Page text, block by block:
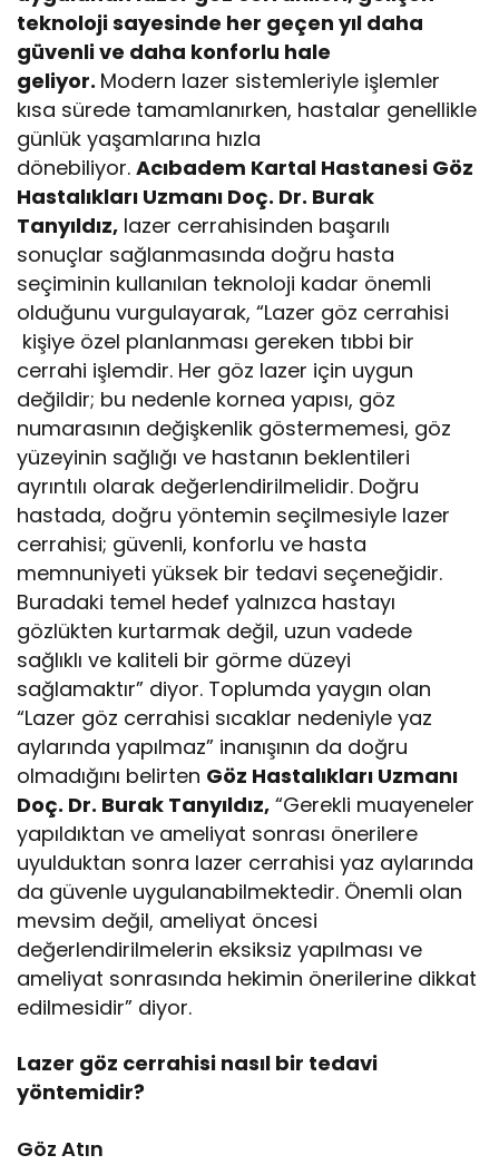
teknoloji sayesinde her geçen yıl daha
güvenli ve daha konforlu hale
geliyor. Modern lazer sistemleriyle işlemler
kısa sürede tamamlanırken, hastalar genellikle
günlük yaşamlarına hızla
dönebiliyor.Acıbadem Kartal Hastanesi Göz
Hastalıkları Uzmanı Doç. Dr. Burak
Tanyıldız, lazer cerrahisinden başarılı
sonuçlar sağlanmasında doğru hasta
seçiminin kullanılan teknoloji kadar önemli
olduğunu vurgulayarak, “Lazer göz cerrahisi
kişiye özel planlanması gereken tıbbi bir
cerrahi işlemdir. Her göz lazer için uygun
değildir; bu nedenle kornea yapısı, göz
numarasının değişkenlik göstermemesi, göz
yüzeyinin sağlığı ve hastanın beklentileri
ayrıntılı olarak değerlendirilmelidir. Doğru
hastada, doğru yöntemin seçilmesiyle lazer
cerrahisi; güvenli, konforlu ve hasta
memnuniyeti yüksek bir tedavi seçeneğidir.
Buradaki temel hedef yalnızca hastayı
gözlükten kurtarmak değil, uzun vadede
sağlıklı ve kaliteli bir görme düzeyi
sağlamaktır” diyor. Toplumda yaygın olan
“Lazer göz cerrahisi sıcaklar nedeniyle yaz
aylarında yapılmaz” inanışının da doğru
olmadığını belirten Göz Hastalıkları Uzmanı
Doç. Dr. Burak Tanyıldız, “Gerekli muayeneler
yapıldıktan ve ameliyat sonrası önerilere
uyulduktan sonra lazer cerrahisi yaz aylarında
da güvenle uygulanabilmektedir. Önemli olan
mevsim değil, ameliyat öncesi
değerlendirilmelerin eksiksiz yapılması ve
ameliyat sonrasında hekimin önerilerine dikkat
edilmesidir” diyor.
Lazer göz cerrahisi nasıl bir tedavi
yöntemidir?
Göz Atın